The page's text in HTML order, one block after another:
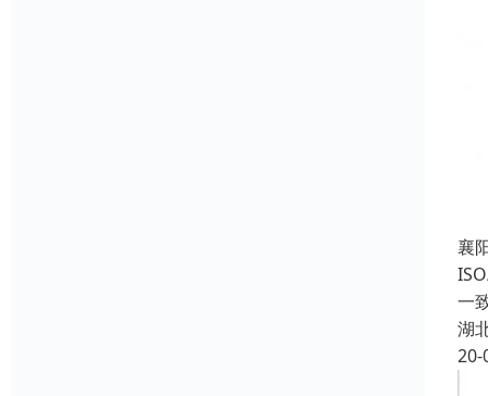
襄
一
湖
20-